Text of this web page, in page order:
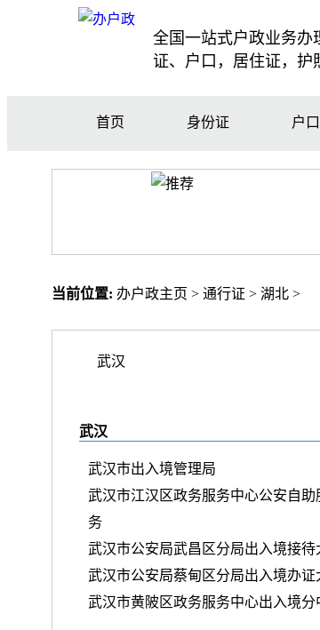
全国一站式户政业务办
证、户口，居住证，护
首页 身份证 户口
当前位置: 办户政主页 > 通行证 > 湖北 >
武汉
武汉
武汉市出入境管理局
武汉市江汉区政务服务中心公安自
务
武汉市公安局武昌区分局出入境接待
武汉市公安局蔡甸区分局出入境办证
武汉市黄陂区政务服务中心出入境分